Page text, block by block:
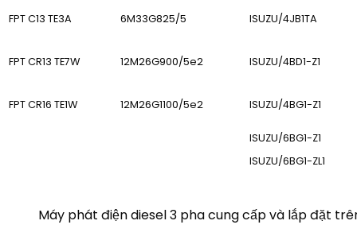
FPT C13 TE3A 6M33G825/5 ISUZU/4JB1TA
FPT CR13 TE7W 12M26G900/5e2 ISUZU/4BD1-Z1
FPT CR16 TE1W 12M26G1100/5e2 ISUZU/4BG1-Z1
ISUZU/6BG1-Z1
ISUZU/6BG1-ZL1
Máy phát điện diesel 3 pha cung cấp và lắp đặt